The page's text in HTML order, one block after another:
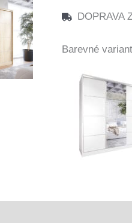
DOPRAVA
Barevné